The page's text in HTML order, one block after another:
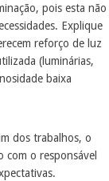
pois esta não
Explique
reforço de luz
(luminárias,
baixa
dos trabalhos, o
o responsável